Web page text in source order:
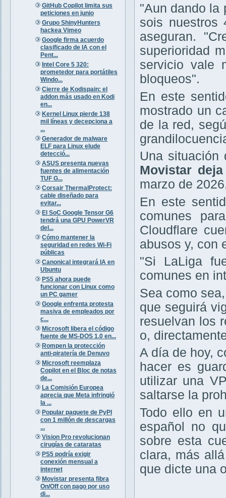
GitHub Copilot limita sus
peticiones en junio
Grupo ShinyHunters
hackea Vimeo
Google firma acuerdo
clasificado de IA con el
Pent...
Intel Core 5 320:
prometedor para portátiles
Windo...
Cierre de Kodispain: el
addon más usado en Kodi
en...
Kernel Linux pierde 138
mil líneas y decepciona a
...
Generador de malware
ELF para Linux elude
detecció...
ASUS presenta nuevas
fuentes de alimentación
TUF G...
Corsair ThermalProtect:
cable diseñado para
evitar...
El SoC Google Tensor G6
tendrá una GPU PowerVR
del...
Cómo mantener la
seguridad en redes Wi-Fi
públicas
Canonical integrará IA en
Ubuntu
PS5 ahora puede
funcionar con Linux como
un PC gamer
Google enfrenta protesta
masiva de empleados por
c...
Microsoft libera el código
fuente de MS-DOS 1.0 en...
Rompen la protección
anti-piratería de Denuvo
Microsoft reemplaza
Copilot en el Bloc de notas
de...
La Comisión Europea
aprecia que Meta infringió
la ...
Popular paquete de PyPI
con 1 millón de descargas
...
Vision Pro revolucionan
cirugías de cataratas
PS5 podría exigir
conexión mensual a
internet
Movistar presenta fibra
On/Off con pago por uso
di...
"Aun dando la
sois nuestros
aseguran.
superioridad
servicio vale
bloqueos".
En este
mostrado un
de la red,
Una
Movistar
marzo de
En este
comunes
Cloudflare
abusos y, con
"Si LaLiga
comunes en
Sea como
que seguirá
resuelvan los
o,
A día de hoy,
hacer es
utilizar una
saltarse la
Todo ello en
español no
sobre esta
clara, más
que dicte una